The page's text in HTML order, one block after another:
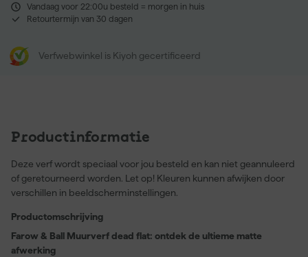
Vandaag voor 22:00u besteld = morgen in huis
Retourtermijn van 30 dagen
Verfwebwinkel is Kiyoh gecertificeerd
Productinformatie
Deze verf wordt speciaal voor jou besteld en kan niet geannuleerd
of geretourneerd worden. Let op! Kleuren kunnen afwijken door
verschillen in beeldscherminstellingen.
Productomschrijving
Farow & Ball Muurverf dead flat: ontdek de ultieme matte
afwerking